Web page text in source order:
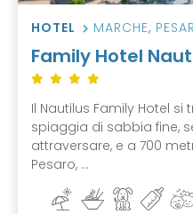
HOTEL MARCHE,
Family Hotel
Il Nautilus Family Hotel
spiaggia di sabbia fine,
attraversare, e a 700
Pesaro, ...